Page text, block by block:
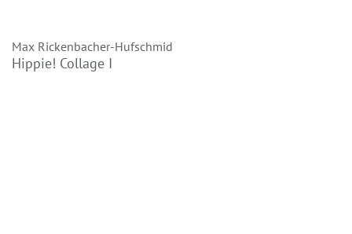
Max Rickenbacher-Hufschmid
Hippie! Collage I